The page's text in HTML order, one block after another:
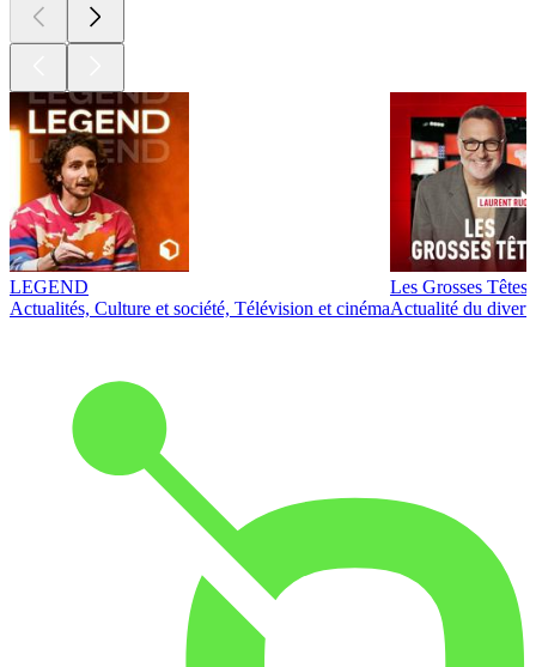
LEGEND
Actualités, Culture et société, Télévision et cinéma
Les Grosses Têtes
Actualité du